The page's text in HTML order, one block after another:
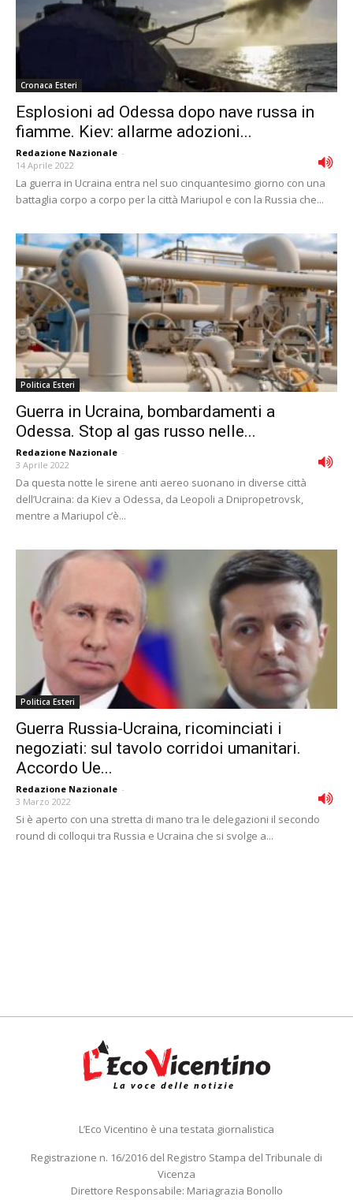
Cronaca Esteri
Esplosioni ad Odessa dopo nave russa in
fiamme. Kiev: allarme adozioni...
Redazione Nazionale -
14 Aprile 2022
La guerra in Ucraina entra nel suo cinquantesimo giorno con una
battaglia corpo a corpo per la città Mariupol e con la Russia che...
Politica Esteri
Guerra in Ucraina, bombardamenti a
Odessa. Stop al gas russo nelle...
Redazione Nazionale -
3 Aprile 2022
Da questa notte le sirene anti aereo suonano in diverse città
dell’Ucraina: da Kiev a Odessa, da Leopoli a Dnipropetrovsk,
mentre a Mariupol c’è...
Politica Esteri
Guerra Russia-Ucraina, ricominciati i
negoziati: sul tavolo corridoi umanitari.
Accordo Ue...
Redazione Nazionale -
3 Marzo 2022
Si è aperto con una stretta di mano tra le delegazioni il secondo
round di colloqui tra Russia e Ucraina che si svolge a...
L’Eco Vicentino è una testata giornalistica
Registrazione n. 16/2016 del Registro Stampa del Tribunale di
Vicenza
Direttore Responsabile: Mariagrazia Bonollo